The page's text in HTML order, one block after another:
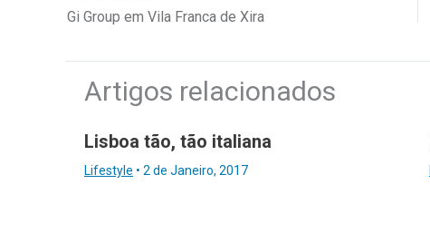
Gi Group em Vila Franca de Xira
Artigos relacionados
Lisboa tão, tão italiana
Lifestyle • 2 de Janeiro, 2017